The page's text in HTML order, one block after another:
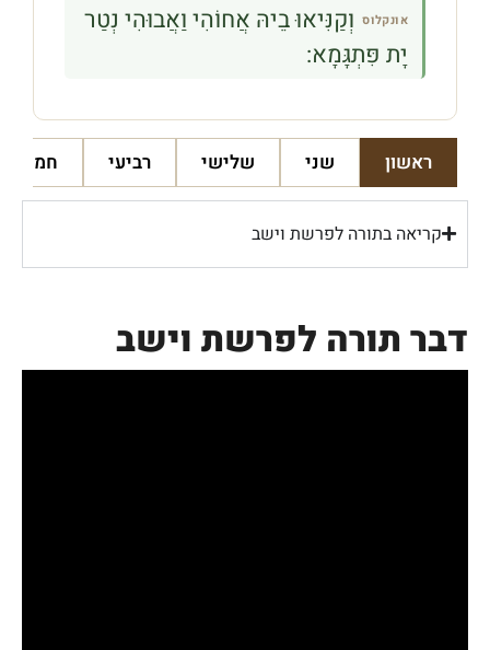
אונקלוס וְקַנִּיאוּ בֵיהּ אֲחוֹהִי וַאֲבוּהִי נְטַר
יָת פִּתְגָּמָא:
ראשון שני שלישי רביעי חמישי
קריאה בתורה לפרשת וישב
דבר תורה לפרשת וישב